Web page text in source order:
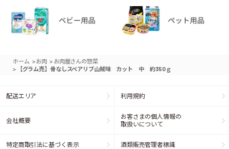
ホーム >お肉 > お肉屋さんの惣菜
> 【グラム売】骨なしスペアリブ山賊味 カット 中 約350ｇ
配送エリア 利用規約
会社概要
お客さまの個人情報の
取扱いについて
特定商取引法に基づく表示 酒類販売管理者標識